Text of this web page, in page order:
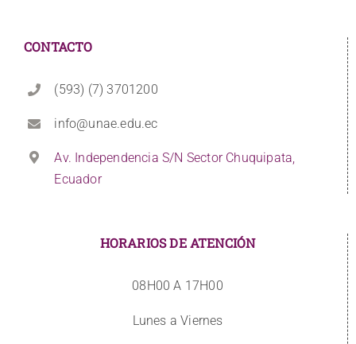
CONTACTO
(593) (7) 3701200
info@unae.edu.ec
Av. Independencia S/N Sector Chuquipata,
Ecuador
HORARIOS DE ATENCIÓN
08H00 A 17H00
Lunes a Viernes